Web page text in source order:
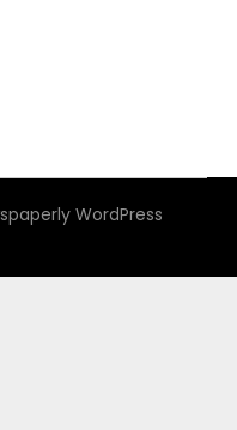
WordPress